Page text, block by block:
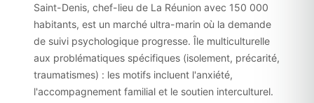
Saint-Denis, chef-lieu de La Réunion avec 150 000
habitants, est un marché ultra-marin où la demande
de suivi psychologique progresse. Île multiculturelle
aux problématiques spécifiques (isolement, précarité,
traumatismes) : les motifs incluent l'anxiété,
l'accompagnement familial et le soutien interculturel.